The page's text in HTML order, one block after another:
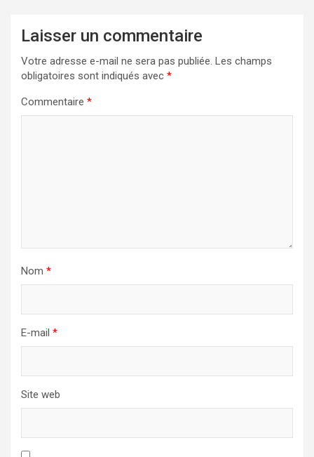
Laisser un commentaire
Votre adresse e-mail ne sera pas publiée. Les champs
obligatoires sont indiqués avec *
Commentaire *
Nom *
E-mail *
Site web